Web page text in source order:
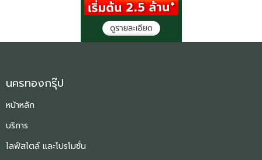
นครทองกรุ๊ป
หน้าหลัก
บริการ
ไลฟ์สไตล์ และโปรโมชั่น